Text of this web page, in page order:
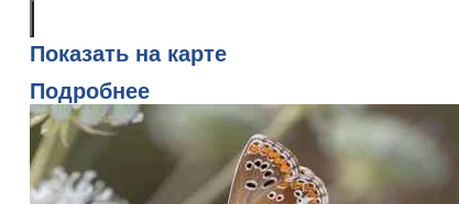
Показать на карте
Подробнее